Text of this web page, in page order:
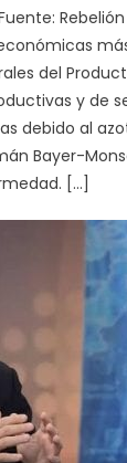
del
y de
debido al
Bayer-
[…]